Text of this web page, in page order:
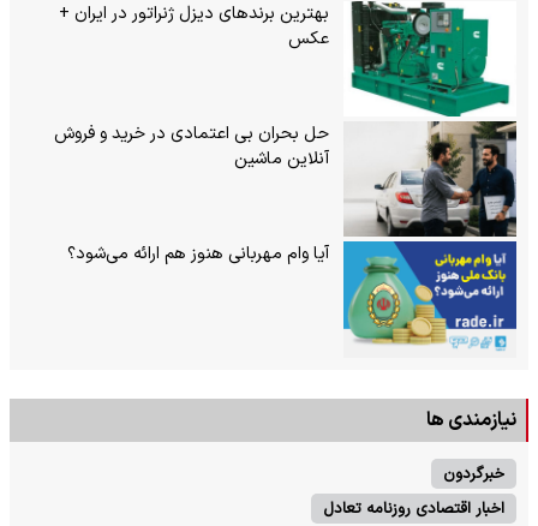
بهترین برندهای دیزل ژنراتور در ایران +
عکس
حل بحران بی‌ اعتمادی در خرید و فروش
آنلاین ماشین
آیا وام مهربانی هنوز هم ارائه می‌شود؟
نیازمندی ها
خبرگردون
اخبار اقتصادی روزنامه تعادل